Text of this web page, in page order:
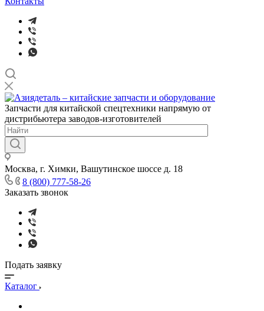
Запчасти для китайской спецтехники напрямую от
дистрибьютера заводов-изготовителей
Москва, г. Химки, Вашутинское шоссе д. 18
8 (800) 777-58-26
Заказать звонок
Подать заявку
Каталог